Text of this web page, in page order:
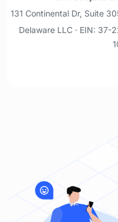
131 Continental Dr, Suite
Delaware LLC · EIN: 37-